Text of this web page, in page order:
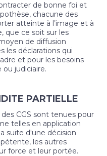
de bonne foi et
chacune des
atteinte à l’image et à
que ce soit sur les
de diffusion
les déclarations qui
et pour les besoins
ou judiciaire.
PARTIELLE
CGS sont tenues pour
telles en application
suite d'une décision
les autres
force et leur portée.